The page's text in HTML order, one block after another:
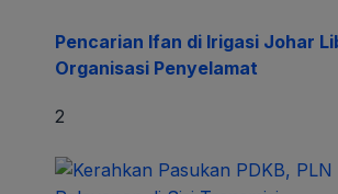
Pencarian Ifan di Irigasi Johar
Organisasi Penyelamat
2